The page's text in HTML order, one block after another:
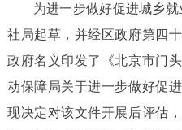
为进一步做好促进城乡就
社局起草，并经区政府第 四
政府名义印发了
《北京市门
动保障局关于进一步做好促
现决定对该文件开展后评估